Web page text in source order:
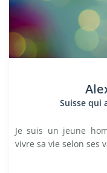
Suisse qui
Je suis un jeune
vivre sa vie selon ses